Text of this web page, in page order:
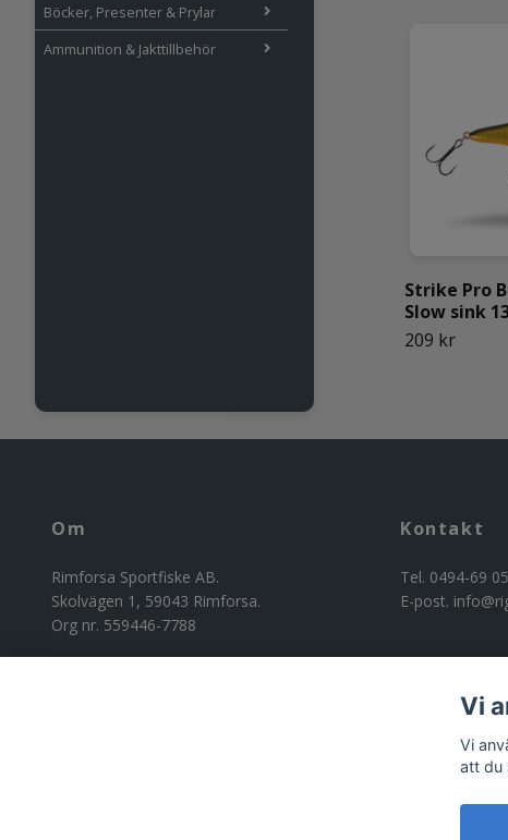
Böcker, Presenter & Prylar
Ammunition & Jakttillbehör
Strike Pro
Slow sink
209 kr
Om
Rimforsa Sportfiske AB.
Skolvägen 1, 59043 Rimforsa.
Org nr. 559446-7788
Kontakt
Tel. 0494-69
E-post.
Vi
Vi
att du